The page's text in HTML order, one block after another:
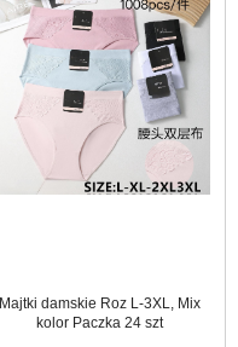
Majtki damskie Roz L-3XL, Mix
kolor Paczka 24 szt